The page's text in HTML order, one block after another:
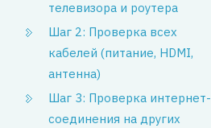
телевизора и роутера
Шаг 2: Проверка всех
кабелей (питание, HDMI,
антенна)
Шаг 3: Проверка интернет-
соединения на других